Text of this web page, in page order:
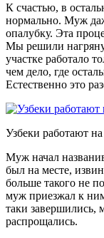
К счастью, в
нормально. Муж
опалубку. Эта
Мы решили
участке работало
чем дело, где
Естественно это
Узбеки работают
Муж начал
был на месте,
больше такого не
муж приезжал к
таки завершились,
распрощались.